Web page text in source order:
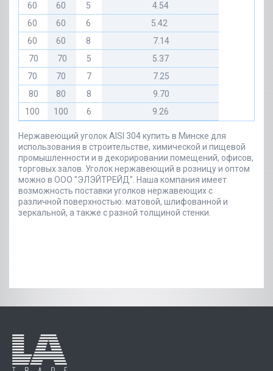
60
60 5
4.54
60
60 6
5.42
60
60 8
7.14
70
70 5
5.37
70
70 7
7.25
80
80 8
9.70
100
100 6 9.26
Нержавеющий уголок AISI 304 купить в Минске для
использования в строительстве, химической и пищевой
промышленности и в декорировании помещений, офисов,
торговых залов. Уголок нержавеющий в розницу и оптом
можно в ООО "ЭЛЭЙТРЕЙД". Наша компания имеет
возможность поставки уголков нержавеющих с
различной поверхностью: матовой, шлифованной и
зеркальной, а также с разной толщиной стенки.